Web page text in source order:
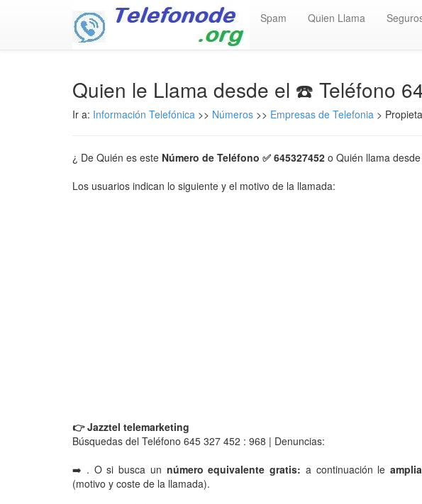
Spam Quien Llama
Quien le Llama desde el ☎️ Teléfono
Ir a: Información Telefónica >> Números >> Empresas de Telefonia >
¿ De Quién es este Número de Teléfono ✅ 645327452 o Quién llama
Los usuarios indican lo siguiente y el motivo de la llamada:
👉 Jazztel telemarketing
Búsquedas del Teléfono 645 327 452 : 968 | Denuncias:
➡️ . O si busca un número equivalente gratis: a continuación le
(motivo y coste de la llamada).